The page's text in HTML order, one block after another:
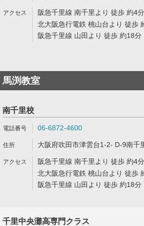
阪急千里線 南千里より 徒歩 約4分
北大阪急行電鉄 桃山台より 徒歩
阪急千里線 山田より 徒歩 約18分
馬渕教室
南千里校
06-6872-4600
大阪府吹田市津雲台1-2- D-9南千
阪急千里線 南千里より 徒歩 約4分
北大阪急行電鉄 桃山台より 徒歩
阪急千里線 山田より 徒歩 約18分
千里中央灘高専門クラス